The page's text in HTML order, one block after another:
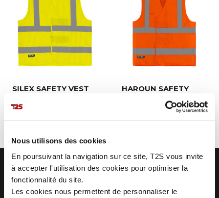
Nous utilisons des cookies
En poursuivant la navigation sur ce site, T2S vous invite
à accepter l'utilisation des cookies pour optimiser la
fonctionnalité du site.
Les cookies nous permettent de personnaliser le
SILEX SAFETY VEST
HAROUN SAFETY